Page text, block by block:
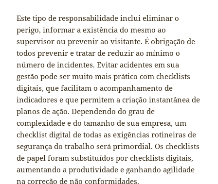
Este tipo de responsabilidade inclui eliminar o
perigo, informar a existência do mesmo ao
supervisor ou prevenir ao visitante. É obrigação de
todos prevenir e tratar de reduzir ao mínimo o
número de incidentes. Evitar acidentes em sua
gestão pode ser muito mais prático com checklists
digitais, que facilitam o acompanhamento de
indicadores e que permitem a criação instantânea de
planos de ação. Dependendo do grau de
complexidade e do tamanho de sua empresa, um
checklist digital de todas as exigências rotineiras de
segurança do trabalho será primordial. Os checklists
de papel foram substituídos por checklists digitais,
aumentando a produtividade e ganhando agilidade
na correção de não conformidades.